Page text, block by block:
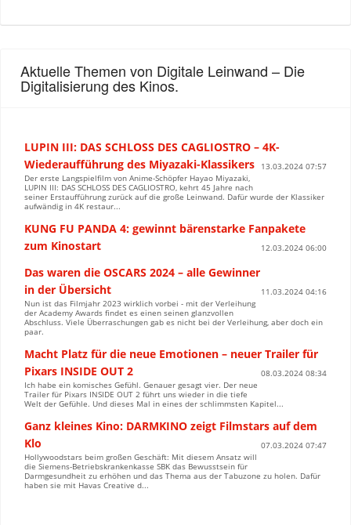
Aktuelle Themen von Digitale Leinwand – Die
Digitalisierung des Kinos.
LUPIN III: DAS SCHLOSS DES CAGLIOSTRO – 4K-
Wiederaufführung des Miyazaki-Klassikers
13.03.2024 07:57
Der erste Langspielfilm von Anime-Schöpfer Hayao Miyazaki,
LUPIN III: DAS SCHLOSS DES CAGLIOSTRO, kehrt 45 Jahre nach
seiner Erstaufführung zurück auf die große Leinwand. Dafür wurde der Klassiker
aufwändig in 4K restaur...
KUNG FU PANDA 4: gewinnt bärenstarke Fanpakete
zum Kinostart
12.03.2024 06:00
Das waren die OSCARS 2024 – alle Gewinner
in der Übersicht
11.03.2024 04:16
Nun ist das Filmjahr 2023 wirklich vorbei - mit der Verleihung
der Academy Awards findet es einen seinen glanzvollen
Abschluss. Viele Überraschungen gab es nicht bei der Verleihung, aber doch ein
paar.
Macht Platz für die neue Emotionen – neuer Trailer für
Pixars INSIDE OUT 2
08.03.2024 08:34
Ich habe ein komisches Gefühl. Genauer gesagt vier. Der neue
Trailer für Pixars INSIDE OUT 2 führt uns wieder in die tiefe
Welt der Gefühle. Und dieses Mal in eines der schlimmsten Kapitel...
Ganz kleines Kino: DARMKINO zeigt Filmstars auf dem
Klo
07.03.2024 07:47
Hollywoodstars beim großen Geschäft: Mit diesem Ansatz will
die Siemens-Betriebskrankenkasse SBK das Bewusstsein für
Darmgesundheit zu erhöhen und das Thema aus der Tabuzone zu holen. Dafür
haben sie mit Havas Creative d...